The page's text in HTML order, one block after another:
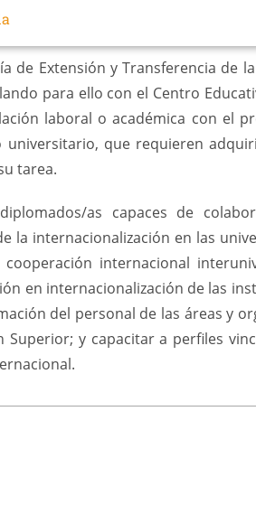
de Extensión y Transferencia de la
para ello con el Centro
laboral o académica con el
que requieren
tarea.
as capaces de
la internacionalización en las
internacional
en internacionalización de las
del personal de las áreas y
y capacitar a perfiles